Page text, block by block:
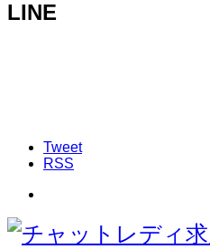
LINE
Tweet
RSS